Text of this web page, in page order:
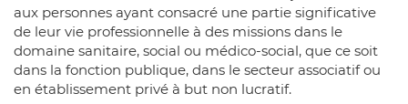
aux personnes ayant consacré une partie significative
de leur vie professionnelle à des missions dans le
domaine sanitaire, social ou médico-social, que ce soit
dans la fonction publique, dans le secteur associatif ou
en établissement privé à but non lucratif.